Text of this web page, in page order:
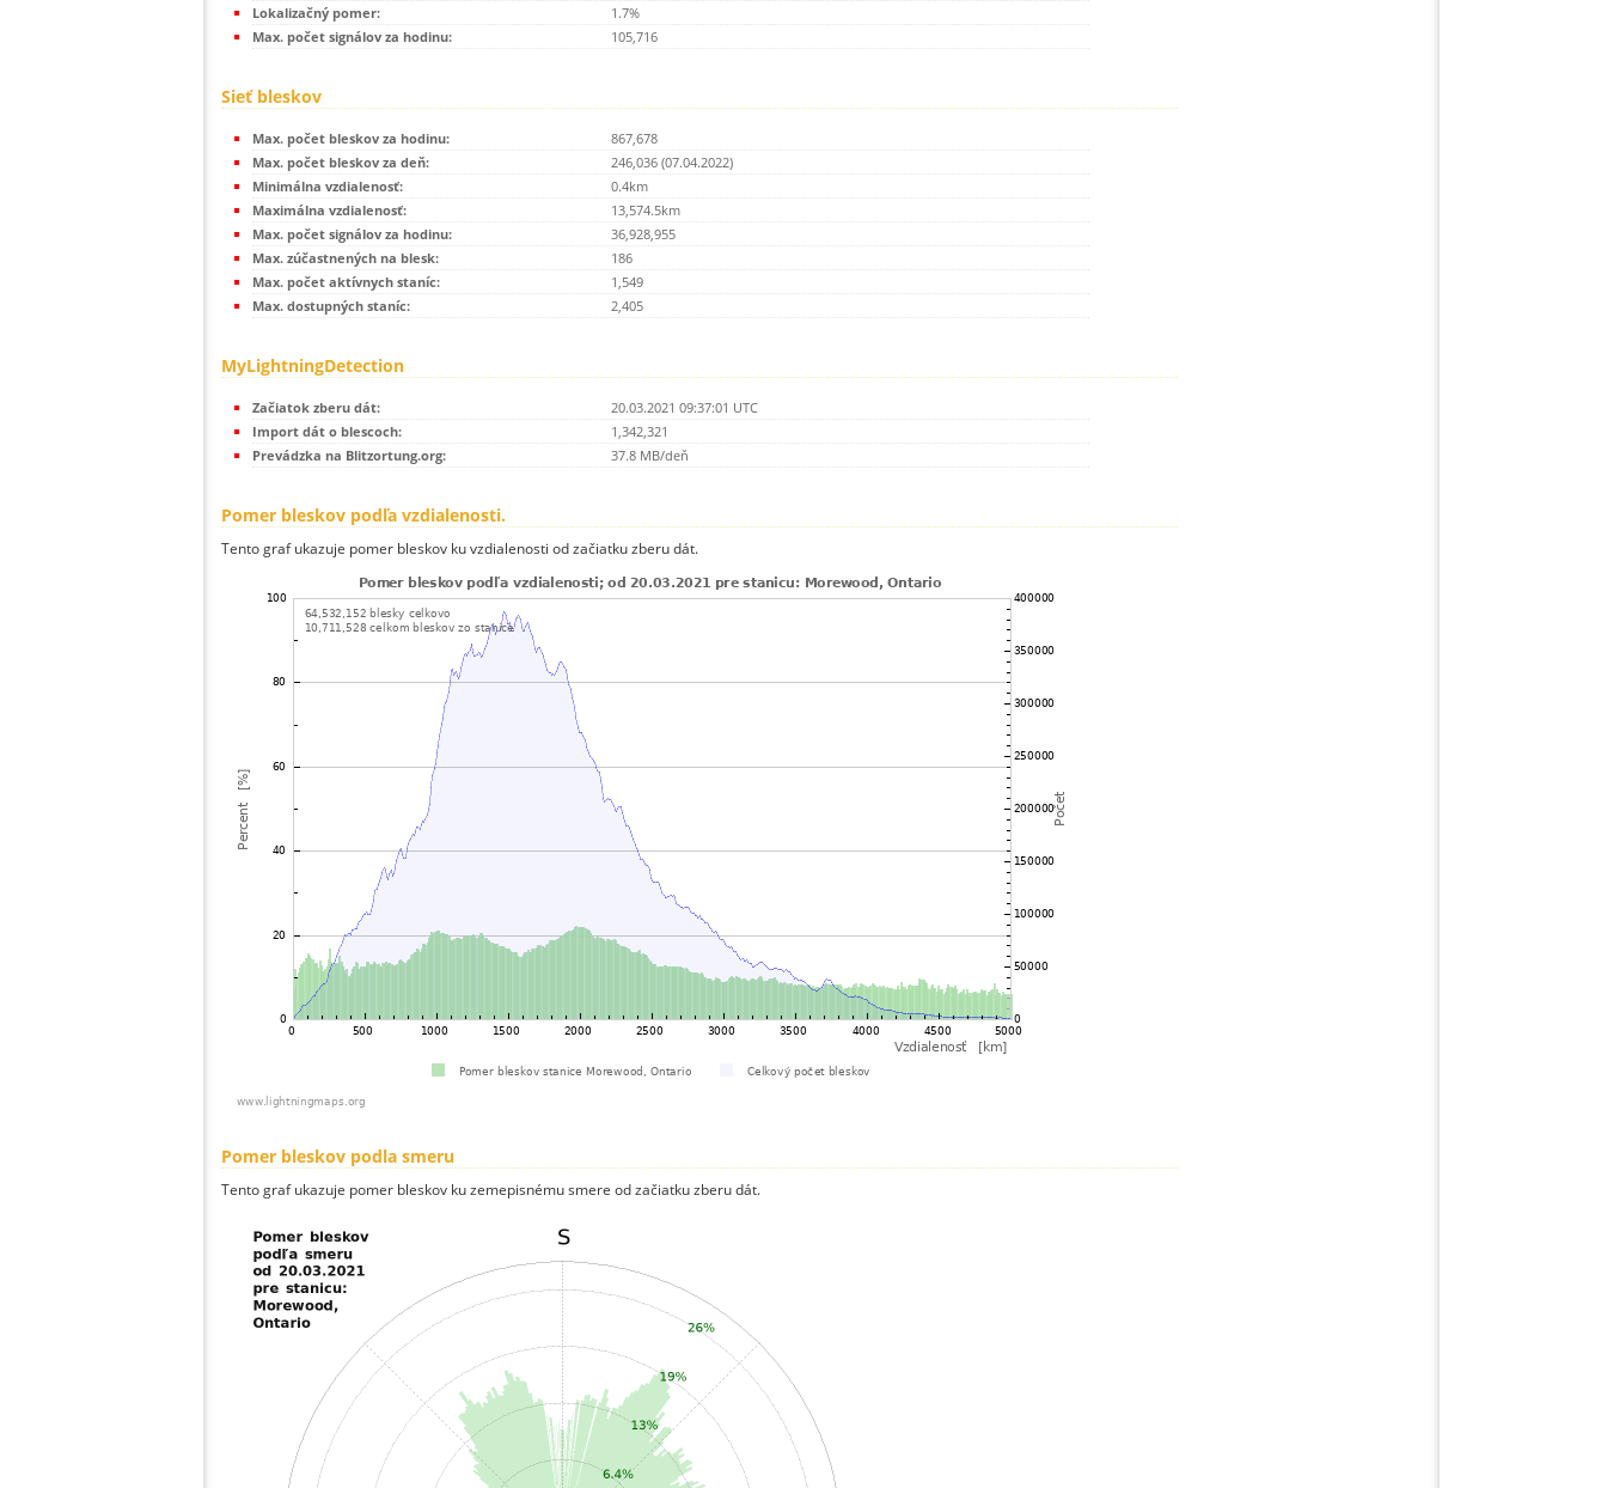
Lokalizačný pomer:
1.7%
Max. počet signálov za hodinu:
105,716
Sieť bleskov
Max. počet bleskov za hodinu:
867,678
Max. počet bleskov za deň:
246,036 (07.04.2022)
Minimálna vzdialenosť:
0.4km
Maximálna vzdialenosť:
13,574.5km
Max. počet signálov za hodinu:
36,928,955
Max. zúčastnených na blesk:
186
Max. počet aktívnych staníc:
1,549
Max. dostupných staníc:
2,405
MyLightningDetection
Začiatok zberu dát:
20.03.2021 09:37:01 UTC
Import dát o blescoch:
1,342,321
Prevádzka na Blitzortung.org:
37.8 MB/deň
Pomer bleskov podľa vzdialenosti.
Tento graf ukazuje pomer bleskov ku vzdialenosti od začiatku zberu dát.
Pomer bleskov podla smeru
Tento graf ukazuje pomer bleskov ku zemepisnému smere od začiatku zberu dát.